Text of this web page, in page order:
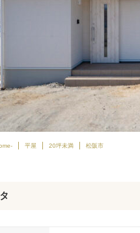
平屋 20坪未満 松阪市